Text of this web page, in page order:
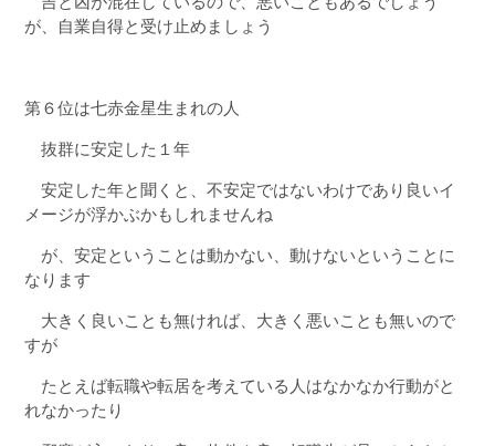
が、自業自得と受け止めましょう
第６位は七赤金星生まれの人
抜群に安定した１年
安定した年と聞くと、不安定ではないわけであり良いイ
メージが浮かぶかもしれませんね
が、安定ということは動かない、動けないということに
なります
大きく良いことも無ければ、大きく悪いことも無いので
すが
たとえば転職や転居を考えている人はなかなか行動がと
れなかったり